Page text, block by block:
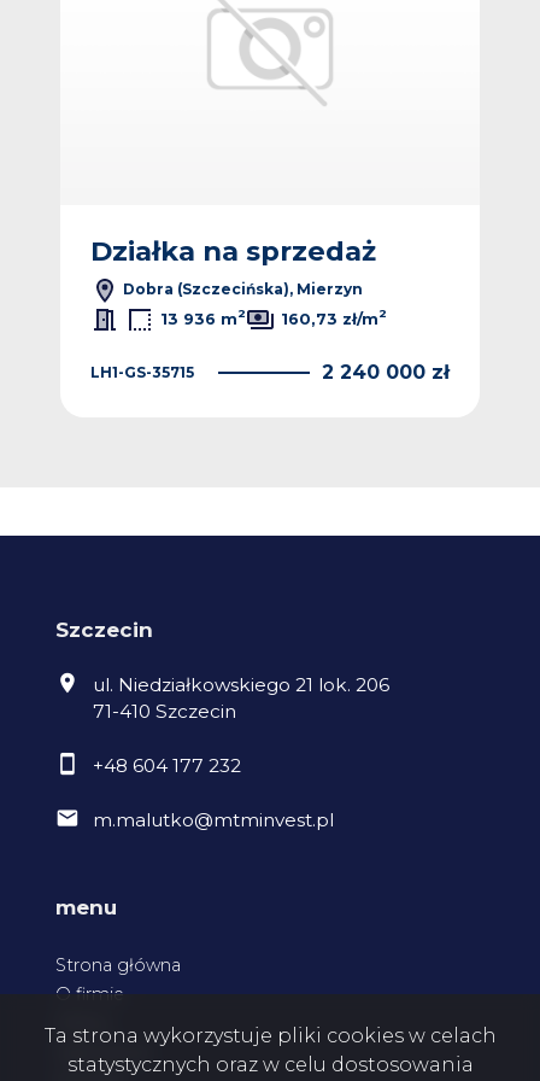
Działka na sprzedaż
Dobra (Szczecińska), Mierzyn
13 936 m2 160,73 zł/m2
LH1-GS-35715 2 240 000 zł
Szczecin
ul. Niedziałkowskiego 21 lok. 206
71-410 Szczecin
+48 604 177 232
m.malutko@mtminvest.pl
menu
Strona główna
O firmie
Ta strona wykorzystuje pliki cookies w celach
statystycznych oraz w celu dostosowania